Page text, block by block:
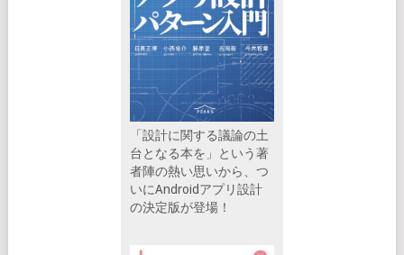
「設計に関する議論の土
台となる本を」という著
者陣の熱い思いから、つ
いにAndroidアプリ設計
の決定版が登場！